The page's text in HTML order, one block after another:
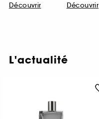
Découvrir Découvrir
L'actualité